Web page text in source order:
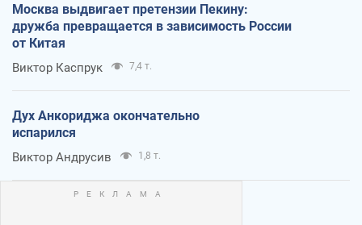
Москва выдвигает претензии Пекину:
дружба превращается в зависимость России
от Китая
Виктор Каспрук 7,4 т.
Дух Анкориджа окончательно
испарился
Виктор Андрусив 1,8 т.